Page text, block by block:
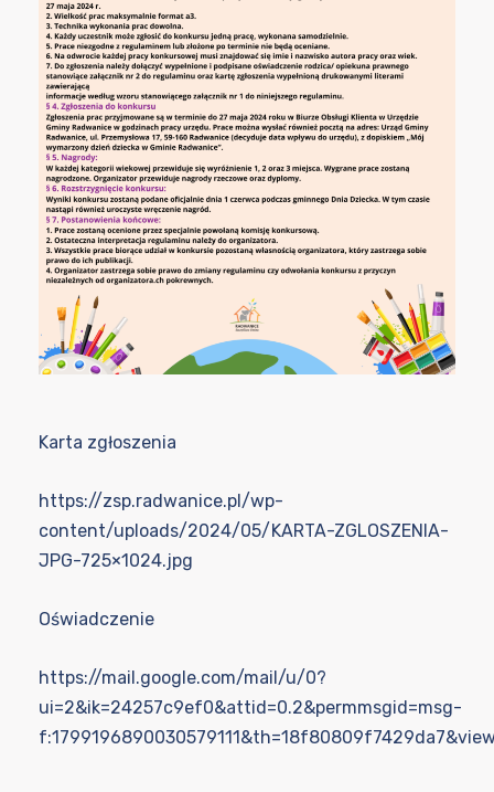
Karta zgłoszenia
https://zsp.radwanice.pl/wp-
content/uploads/2024/05/KARTA-ZGLOSZENIA-
JPG-725×1024.jpg
Oświadczenie
https://mail.google.com/mail/u/0?
ui=2&ik=24257c9ef0&attid=0.2&permmsgid=msg-